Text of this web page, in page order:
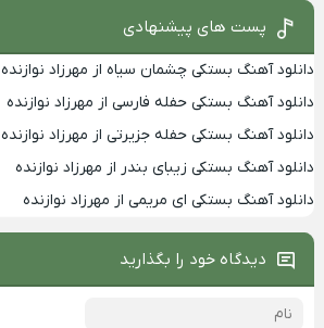
پست های پیشنهادی
دانلود آهنگ بستکی چشمان سیاه از مهرزاد نوازنده
دانلود آهنگ بستکی حفله فارسی از مهرزاد نوازنده
دانلود آهنگ بستکی حفله جزیرتی از مهرزاد نوازنده
دانلود آهنگ بستکی زیبای بندر از مهرزاد نوازنده
دانلود آهنگ بستکی ای مریمی از مهرزاد نوازنده
دیدگاه خود را بگذارید